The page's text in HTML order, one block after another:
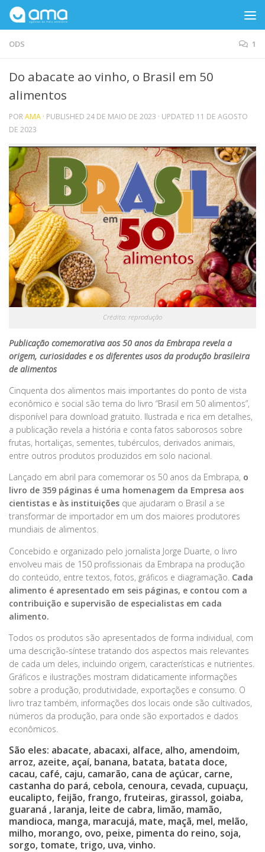
Skip to content
ODS 1
Do abacate ao vinho, o Brasil em 50
alimentos
PORAMA · PUBLISHED 24 DE MAIO DE 2023 · UPDATED 11 DE AGOSTO
DE 2023
Crédito: reprodução
Publicação comemorativa aos 50 anos da Embrapa revela a
origem, curiosidades e os diferentes usos da produção brasileira
de alimentos
Cinquenta dos alimentos mais importantes do ponto de vista
econômico e social são tema do livro “Brasil em 50 alimentos”,
disponível para download gratuito. Ilustrada e rica em detalhes,
a publicação revela a história e conta fatos saborosos sobre
frutas, hortaliças, sementes, tubérculos, derivados animais,
entre outros produtos produzidos em solo nacional.
Lançado em abril para comemorar os 50 anos da Embrapa, o
livro de 359 páginas é uma homenagem da Empresa aos
cientistas e às instituições que ajudaram o Brasil a se
transformar de importador em um dos maiores produtores
mundiais de alimentos.
Concebido e organizado pelo jornalista Jorge Duarte, o livro
envolveu mais de 150 profissionais da Embrapa na produção
do conteúdo, entre textos, fotos, gráficos e diagramação. Cada
alimento é apresentado em seis páginas, e contou com a
contribuição e supervisão de especialistas em cada
alimento.
Todos os produtos são apresentados de forma individual, com
uma descrição-síntese tratando dos aspectos mais relevantes
de cada um deles, incluindo origem, características e nutrientes.
Gráficos e ilustrações mostram didaticamente informações
sobre a produção, produtividade, exportações e consumo. O
livro traz também, informações dos locais onde são cultivados,
números da produção, para onde são exportados e dados
econômicos.
São eles: abacate, abacaxi, alface, alho, amendoim,
arroz, azeite, açaí, banana, batata, batata doce,
cacau, café, caju, camarão, cana de açúcar, carne,
castanha do pará, cebola, cenoura, cevada, cupuaçu,
eucalipto, feijão, frango, fruteiras, girassol, goiaba,
guaraná , laranja, leite de cabra, limão, mamão,
mandioca, manga, maracujá, mate, maçã, mel, melão,
milho, morango, ovo, peixe, pimenta do reino, soja,
sorgo, tomate, trigo, uva, vinho.